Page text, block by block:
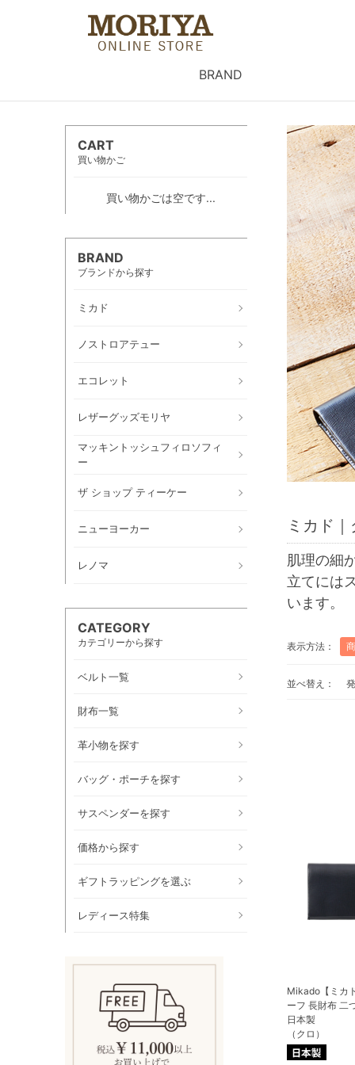
BRAND
CART
買い物かご
買い物かごは空です...
BRAND
ブランドから探す
ミカド
ノストロアテュー
エコレット
レザーグッズモリヤ
マッキントッシュフィロソフィ
ー
ザ ショップ ティーケー
ニューヨーカー
レノマ
CATEGORY
カテゴリーから探す
ベルト一覧
財布一覧
革小物を探す
バッグ・ポーチを探す
サスペンダーを探す
価格から探す
ギフトラッピングを選ぶ
レディース特集
ミカド
肌理の細
立てには
います。
表示方法：
並べ替え：
Mikado【ミカ
ーフ 長財布 二
日本製
（クロ）